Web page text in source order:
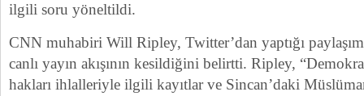
ilgili soru yöneltildi.
CNN muhabiri Will Ripley, Twitter’dan yaptığı
canlı yayın akışının kesildiğini belirtti. Ripley,
hakları ihlalleriyle ilgili kayıtlar ve Sincan’daki